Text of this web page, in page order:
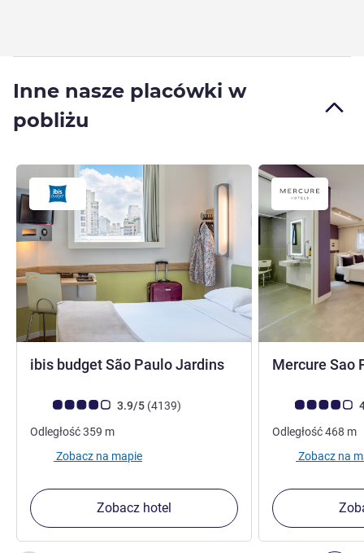
Inne nasze placówki w
pobliżu
ibis budget São Paulo Jardins2 gwiazdki
Ocena klientów (Ocena ALL)
3.9/5 (4139Liczba opinii
)
Odległość359 m
Zobacz na mapie
Zobacz hotel
Mercure Sao
Ocena klientów
Odległość468 m
Zobacz na